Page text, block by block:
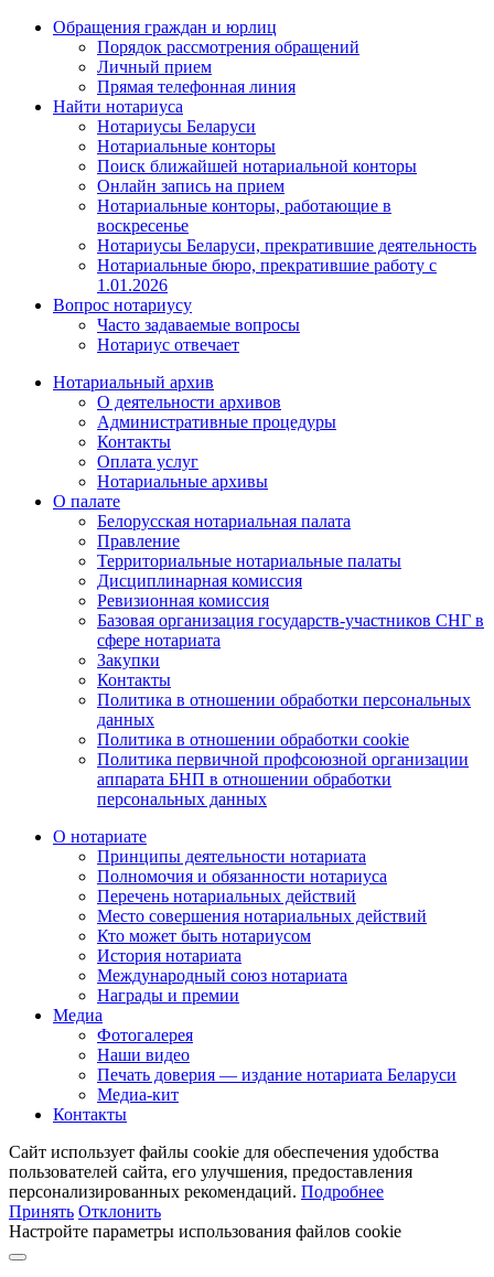
Обращения граждан и юрлиц
Порядок рассмотрения обращений
Личный прием
Прямая телефонная линия
Найти нотариуса
Нотариусы Беларуси
Нотариальные конторы
Поиск ближайшей нотариальной конторы
Онлайн запись на прием
Нотариальные конторы, работающие в
воскресенье
Нотариусы Беларуси, прекратившие деятельность
Нотариальные бюро, прекратившие работу с
1.01.2026
Вопрос нотариусу
Часто задаваемые вопросы
Нотариус отвечает
Нотариальный архив
О деятельности архивов
Административные процедуры
Контакты
Оплата услуг
Нотариальные архивы
О палате
Белорусская нотариальная палата
Правление
Территориальные нотариальные палаты
Дисциплинарная комиссия
Ревизионная комиссия
Базовая организация государств-участников СНГ в
сфере нотариата
Закупки
Контакты
Политика в отношении обработки персональных
данных
Политика в отношении обработки cookie
Политика первичной профсоюзной организации
аппарата БНП в отношении обработки
персональных данных
О нотариате
Принципы деятельности нотариата
Полномочия и обязанности нотариуса
Перечень нотариальных действий
Место совершения нотариальных действий
Кто может быть нотариусом
История нотариата
Международный союз нотариата
Награды и премии
Медиа
Фотогалерея
Наши видео
Печать доверия — издание нотариата Беларуси
Медиа-кит
Контакты
Сайт использует файлы cookie для обеспечения удобства
пользователей сайта, его улучшения, предоставления
персонализированных рекомендаций. Подробнее
Принять Отклонить
Настройте параметры использования файлов cookie